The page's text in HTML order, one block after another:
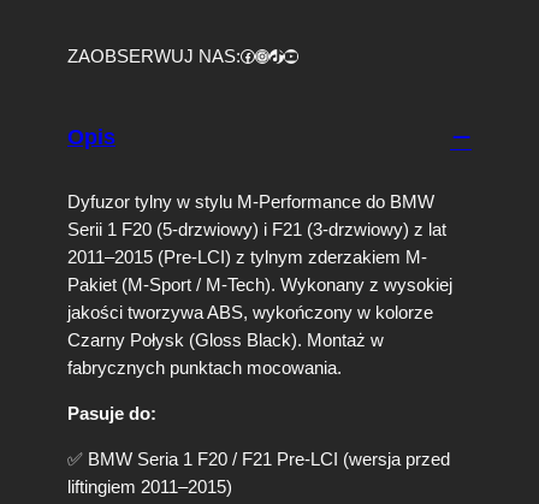
z
y
n
B
M
W
F
2
0
F
1
(
ZAOBSERWUJ NAS:Facebook https://www.instagram.com/tuningbaza.pl https://www.tiktok.com/@tuningbaza.pl YouTube
Opis
Dyfuzor tylny w stylu M-Performance do BMW
Serii 1 F20 (5-drzwiowy) i F21 (3-drzwiowy) z lat
2011–2015 (Pre-LCI) z tylnym zderzakiem M-
Pakiet (M-Sport / M-Tech). Wykonany z wysokiej
jakości tworzywa ABS, wykończony w kolorze
Czarny Połysk (Gloss Black). Montaż w
fabrycznych punktach mocowania.
Pasuje do:
✅ BMW Seria 1 F20 / F21 Pre-LCI (wersja przed
liftingiem 2011–2015)